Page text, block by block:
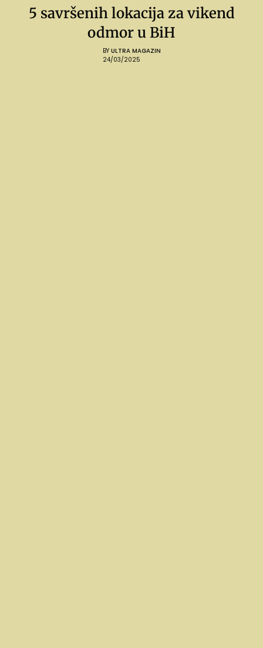
5 savršenih lokacija za vikend
odmor u BiH
BY ULTRA MAGAZIN
24/03/2025